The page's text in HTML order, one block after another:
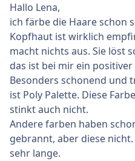
Hallo Lena,
ich färbe die Haare schon
Kopfhaut ist wirklich
macht nichts aus. Sie löst
das ist bei mir ein
Besonders schonend und
ist Poly Palette. Diese
stinkt auch nicht.
Andere farben haben
gebrannt, aber diese
sehr lange.